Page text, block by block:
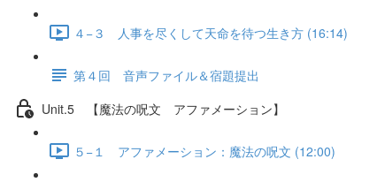
４−３ 人事を尽くして天命を待つ生き方 (16:14)
第４回 音声ファイル＆宿題提出
Unit.5 【魔法の呪文 アファメーション】
５−１ アファメーション：魔法の呪文 (12:00)